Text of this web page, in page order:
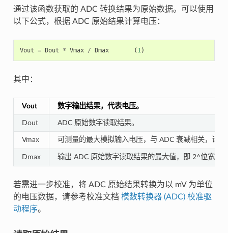
通过该函数获取的 ADC 转换结果为原始数据。可以使用
以下公式，根据 ADC 原始结果计算电压：
Vout = Dout * Vmax / Dmax ( 1)
其中：
Vout 数字输出结果，代表电压。
Dout ADC 原始数字读取结果。
Vmax 可测量的最大模拟输入电压，与 ADC 衰减相关，请
Dmax 输出 ADC 原始数字读取结果的最大值，即 2^位宽，
若需进一步校准，将 ADC 原始结果转换为以 mV 为单位
的电压数据，请参考校准文档 模数转换器 (ADC) 校准驱
动程序。